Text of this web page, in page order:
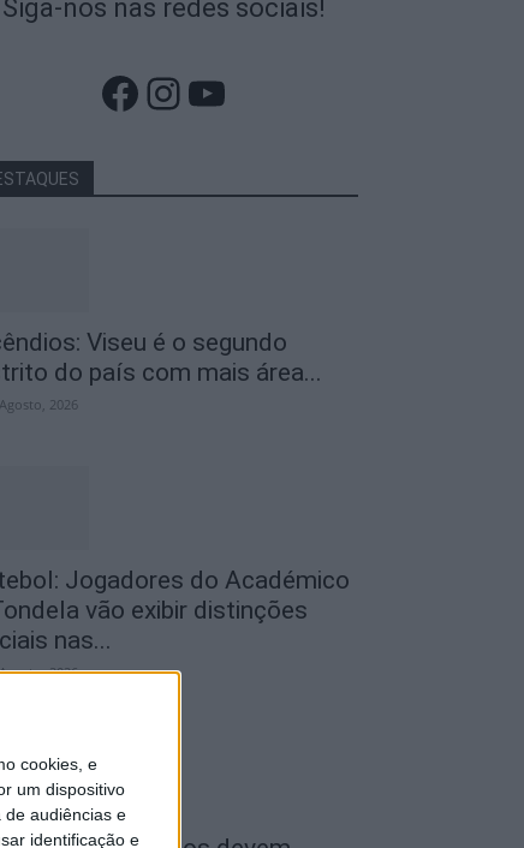
cookies, e
um dispositivo
de audiências e
identificação e
Siga-nos nas redes sociais!
Facebook
Instagram
YouTube
Viseu é o segundo
do país com mais área...
2026
Jogadores do Académico
vão exibir distinções
nas...
2026